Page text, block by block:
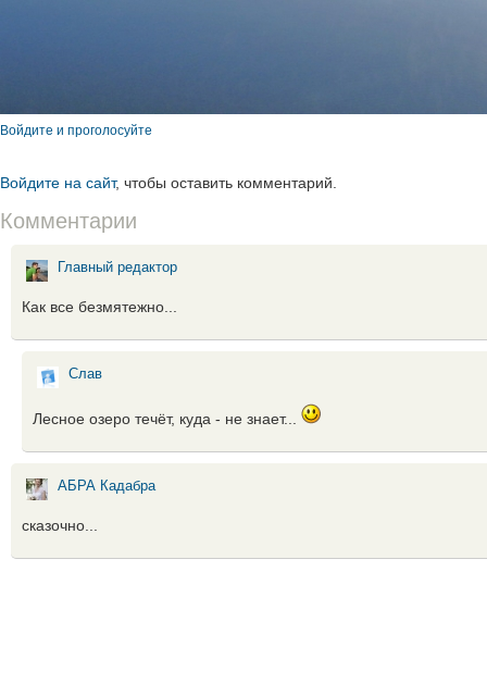
Войдите и проголосуйте
Войдите на сайт, чтобы оставить комментарий.
Комментарии
Главный редактор
Как все безмятежно...
Слав
Лесное озеро течёт, куда - не знает...
АБРА Кадабра
сказочно...